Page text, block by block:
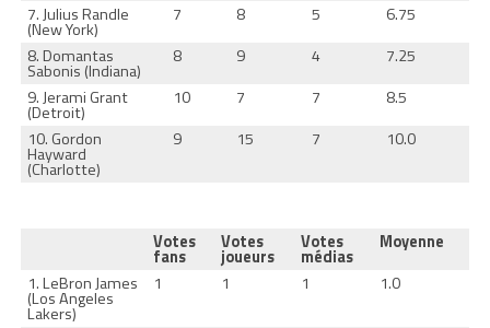
7. Julius Randle
(New York)
7 8 5
6.75
8. Domantas
Sabonis (Indiana)
8 9 4
7.25
9. Jerami Grant
(Detroit)
10 7 7
8.5
10. Gordon
Hayward
(Charlotte)
9 15 7 10.0
Votes
fans
Votes
joueurs
Votes
médias
Moyenne
1. LeBron James
(Los Angeles
Lakers)
1 1 1 1.0